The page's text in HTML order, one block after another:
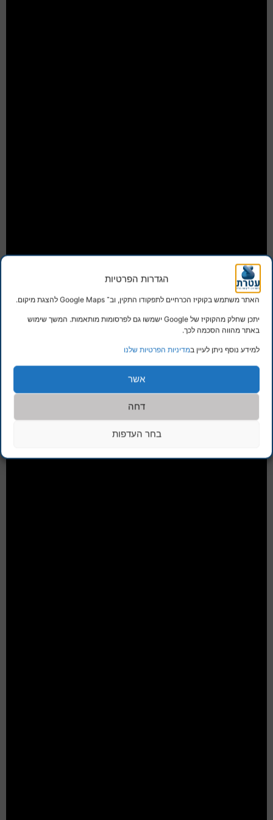
הגדרות הפרטיות
האתר משתמש בקוקיז הכרחיים לתפקודו התקין, וב־ Google Maps להצגת מיקום.
יתכן שחלק מהקוקיז של Google ישמשו גם לפרסומות מותאמות. המשך שימוש
באתר מהווה הסכמה לכך.
למידע נוסף ניתן לעיין במדיניות הפרטיות שלנו
אשר
דחה
בחר העדפות